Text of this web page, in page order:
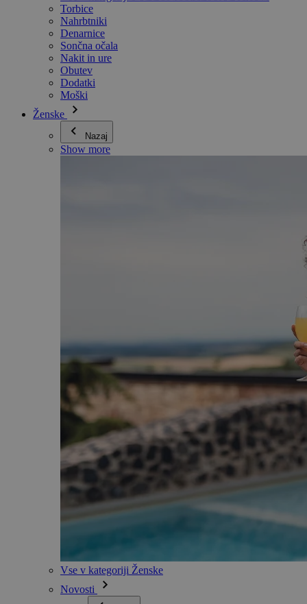
Torbice
Nahrbtniki
Denarnice
Sončna očala
Nakit in ure
Obutev
Dodatki
Moški
Ženske
Nazaj
Show more
Vse v kategoriji Ženske
Novosti